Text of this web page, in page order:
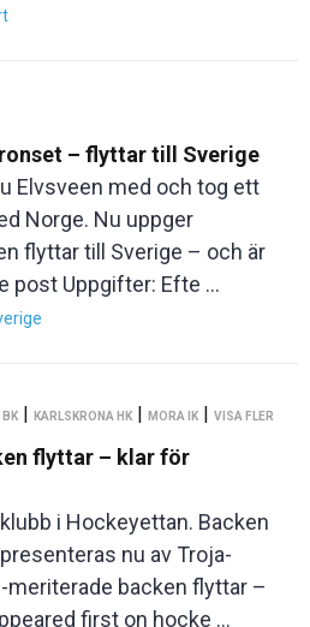
– flyttar till Sverige
Elvsveen med och tog ett
Norge. Nu uppger
flyttar till Sverige – och är
post Uppgifter: Efte ...
BK | KARLSKRONA HK | MORA IK | VISA FLER
flyttar – klar för
i Hockeyettan. Backen
nu av Troja-
meriterade backen flyttar –
first on hocke ...